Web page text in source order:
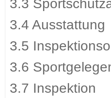
3.3
3.4 Ausstattung
3.5
3.6
3.7 Inspektion